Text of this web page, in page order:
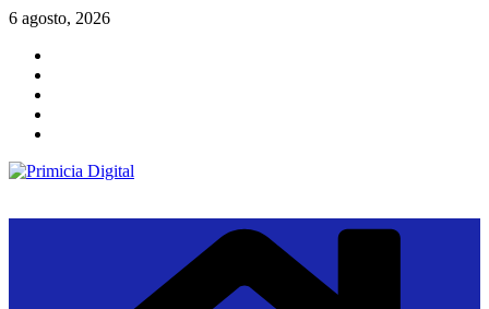
Saltar
contenido
6 agosto, 2026